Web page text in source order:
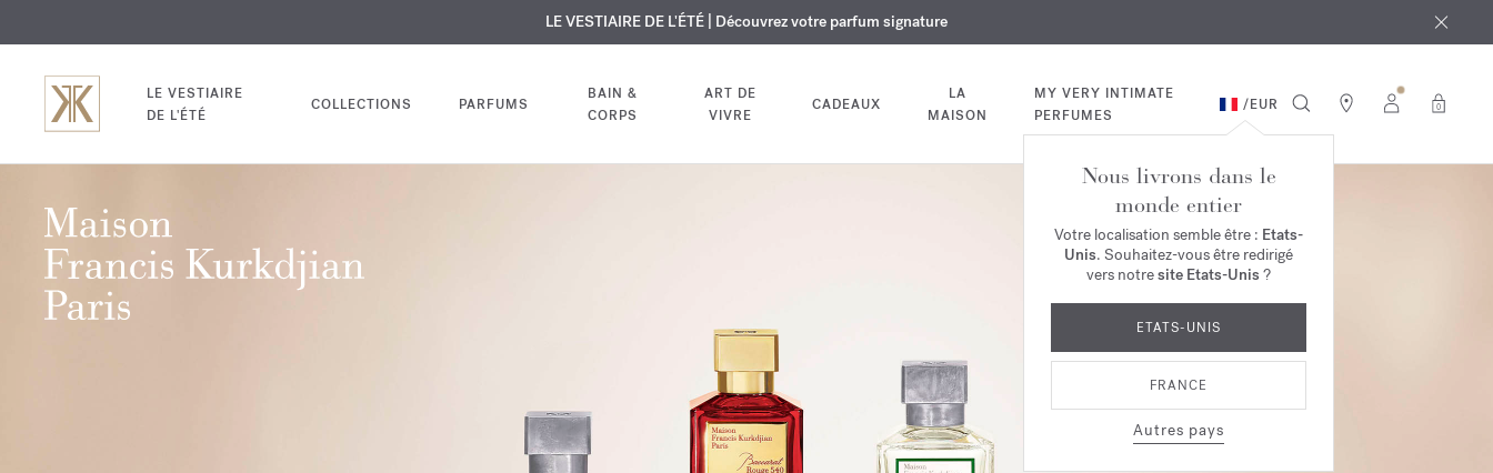
EXCLUSIF | Découvrez le nouveau parfum OUDvelvet mooddans votre commande*
GRAVURE OFFERTE | Sur tous les parfums et huiles pour le corps jusqu'au 9 août
LE VESTIAIRE DE L'ÉTÉ | Découvrez votre parfum signature
LE VESTIAIRE
DE L'ÉTÉ
COLLECTIONS PARFUMS
BAIN &
CORPS
ART DE
VIVRE
CADEAUX
LA
MAISON
MY VERY INTIMATE
PERFUMES
/EUR 0
Nous livrons dans le
monde entier
Votre localisation semble être : Etats-
Unis. Souhaitez-vous être redirigé
vers notresite Etats-Unis ?
ETATS-UNIS
FRANCE
Autres pays